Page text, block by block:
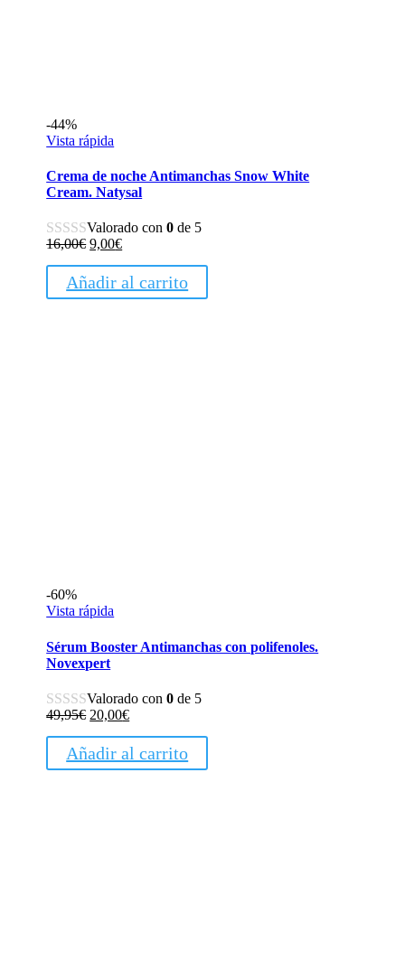
-44%
Vista rápida
Crema de noche Antimanchas Snow White
Cream. Natysal
Valorado con0 de 5
16,00€ El
original
era:
9,00€El
actual
es:
Añadir al carrito
-60%
Vista rápida
Sérum Booster Antimanchas con polifenoles.
Novexpert
Valorado con0 de 5
49,95€ El
original
era:
20,00€El
actual
es:
Añadir al carrito